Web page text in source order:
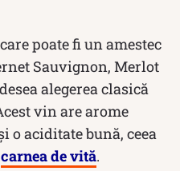
poate fi un amestec
Sauvignon, Merlot
alegerea clasică
vin are arome
o aciditate bună, ceea
carnea de vită.